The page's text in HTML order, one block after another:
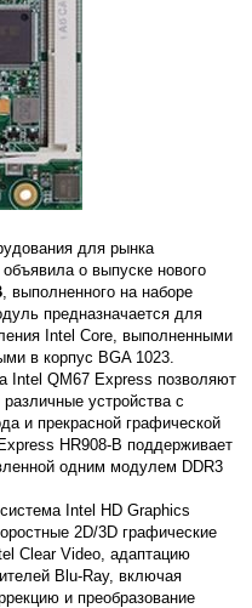
для рынка
о выпуске нового
, выполненного на наборе
предназначается для
Intel Core, выполненными
в корпус BGA 1023.
Intel QM67 Express позволяют
устройства с
и прекрасной графической
HR908-B поддерживает
одним модулем DDR3
Intel HD Graphics
2D/3D графические
Clear Video, адаптацию
Blu-Ray, включая
и преобразование